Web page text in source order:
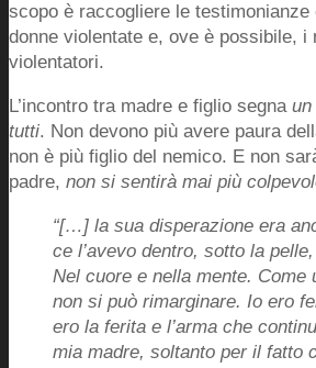
scopo è raccogliere le testimonianze
donne violentate e, ove è possibile, i
violentatori.
L’incontro tra madre e figlio segna un
tutti. Non devono più avere paura
non è più figlio del nemico. E non
padre, non si sentirà mai più
“[…] la sua disperazione era
ce l’avevo dentro, sotto la
Nel cuore e nella mente. Come
non si può rimarginare. Io ero
ero la ferita e l’arma che
mia madre, soltanto per il fatto